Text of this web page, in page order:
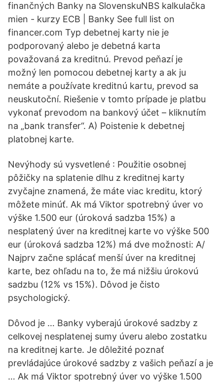
finančných Banky na SlovenskuNBS kalkulačka
mien - kurzy ECB | Banky See full list on
financer.com Typ debetnej karty nie je
podporovaný alebo je debetná karta
považovaná za kreditnú. Prevod peňazí je
možný len pomocou debetnej karty a ak ju
nemáte a používate kreditnú kartu, prevod sa
neuskutoční. Riešenie v tomto prípade je platbu
vykonať prevodom na bankový účet – kliknutím
na „bank transfer“. A) Poistenie k debetnej
platobnej karte.
Nevýhody sú vysvetlené : Použitie osobnej
pôžičky na splatenie dlhu z kreditnej karty
zvyčajne znamená, že máte viac kreditu, ktorý
môžete minúť. Ak má Viktor spotrebný úver vo
výške 1.500 eur (úroková sadzba 15%) a
nesplatený úver na kreditnej karte vo výške 500
eur (úroková sadzba 12%) má dve možnosti: A/
Najprv začne splácať menší úver na kreditnej
karte, bez ohľadu na to, že má nižšiu úrokovú
sadzbu (12% vs 15%). Dôvod je čisto
psychologický.
Dôvod je … Banky vyberajú úrokové sadzby z
celkovej nesplatenej sumy úveru alebo zostatku
na kreditnej karte. Je dôležité poznať
prevládajúce úrokové sadzby z vašich peňazí a je
… Ak má Viktor spotrebný úver vo výške 1.500